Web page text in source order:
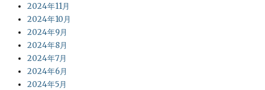
2024年11月
2024年10月
2024年9月
2024年8月
2024年7月
2024年6月
2024年5月